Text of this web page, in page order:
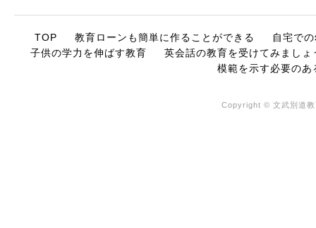
TOP 教育ローンも簡単に作ることができる
自宅で
子供の学力を伸ばす教育
英会話の教育を受けてみましょ
模範を示す必要のあ
Copyright © 文武別道